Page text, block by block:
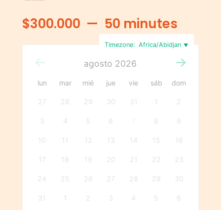
$300.000 50 minutes
Timezone: Africa/Abidjan
agosto 2026
lun mar mié jue vie sáb dom
27 28 29 30 31 1 2
3 4 5 6 7 8 9
10 11 12 13 14 15 16
17 18 19 20 21 22 23
24 25 26 27 28 29 30
31 1 2 3 4 5 6